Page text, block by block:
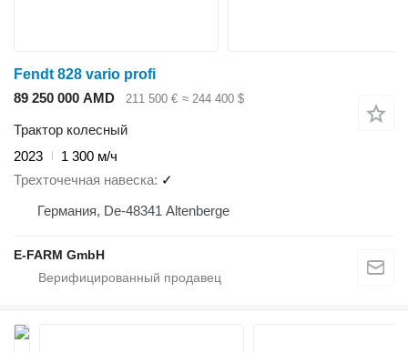
Fendt 828 vario profi
89 250 000 AMD
211 500 € ≈ 244 400 $
Трактор колесный
2023
1 300 м/ч
Трехточечная навеска ✓
Германия, De-48341 Altenberge
E-FARM GmbH